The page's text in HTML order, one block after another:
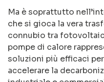
Ma è soprattutto
che si gioca la vera
connubio tra
pompe di calore
soluzioni più efficaci
accelerare la